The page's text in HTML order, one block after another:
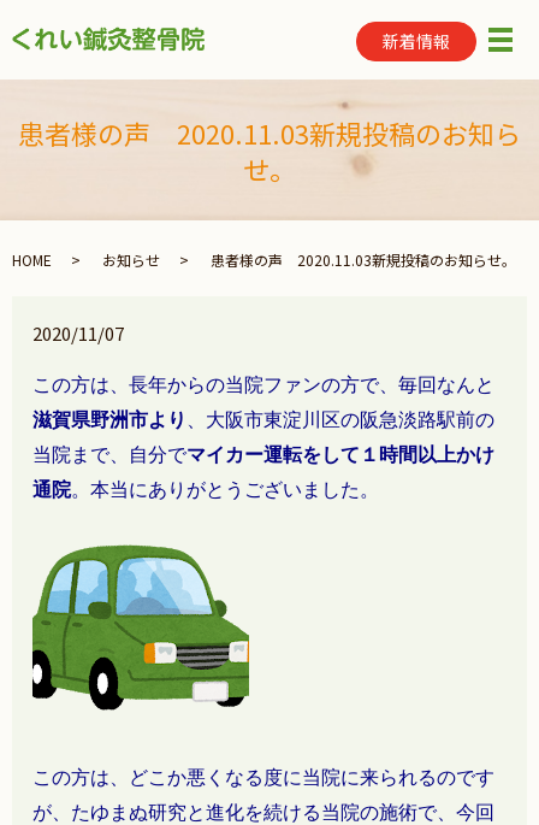
新着情報 メ
患者様の声 2020.11.03新規投稿のお知ら
せ。
HOME お知らせ 患者様の声 2020.11.03新規投稿のお知らせ。
2020/11/07
この方は、長年からの当院ファンの方で、毎回なんと
滋賀県野洲市より
、大阪市東淀川区の阪急淡路駅前の
当院まで、
自分でマイカー運転をして１時間以上かけ
通院。本当にありがとうございました。
この方は、どこか悪くなる度に当院に来られるのです
が、たゆまぬ研究と進化を続ける当院の施術で、今回